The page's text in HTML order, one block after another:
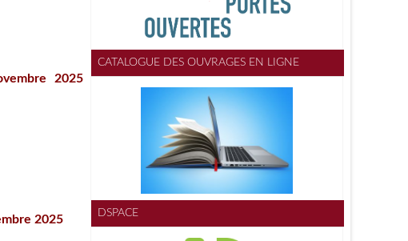
2025
2025
CATALOGUE DES OUVRAGES EN LIGNE
DSPACE